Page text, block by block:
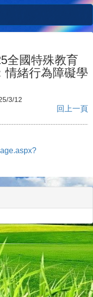
全國特殊教育
情緒行為障礙學
3/12
回上一頁